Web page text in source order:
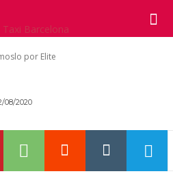
por Elite
08/2020